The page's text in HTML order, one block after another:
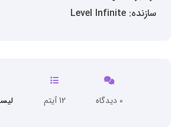
سازنده: Level Infinite
0 دیدگاه 12 آیتم